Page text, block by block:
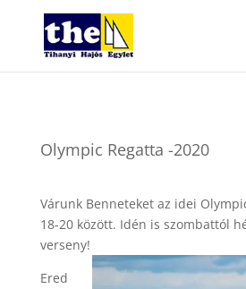
Olympic Regatta -2020
Várunk Benneteket az idei
18-20 között. Idén is szombattól
verseny!
Ered